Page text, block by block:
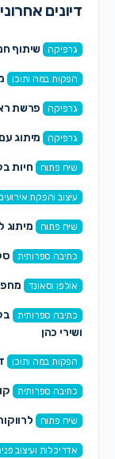
דיונים
גרפיקה שיתוף
הפקות במה ותוכן
גרפיקה פרשת
גרפיקה מיתוג
שיח פתוח חיות
עיצוב והפקת
שיח פתוח מיתוג
כתיבה ספרותית
אולפן וסאונד
כתיבה ספרותית
ושירי כהן
הפקות במה ותוכן
כתיבה ספרותית
שיח פתוח
אדריכלות ועיצוב פנים